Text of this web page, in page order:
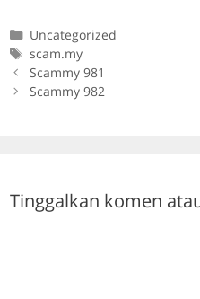
c
e
b
itt
er
e
gr
Categories
Uncategorized
Tags
scam.my
Scammy 981
Scammy 982
Tinggalkan komen